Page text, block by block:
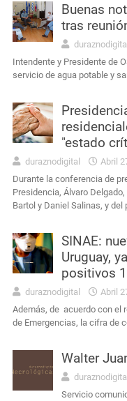
Buenas
tras
Intendente y Presidente de
servicio de agua potable y
"estado
duraznodigital Abril
Durante la conferencia de
Presidencia, Álvaro
Bartol y Daniel Salinas, y del
SINAE:
Uruguay,
positivos
duraznodigital Abril
Además, de acuerdo con el
de Emergencias, la cifra de
Walter
Servicio